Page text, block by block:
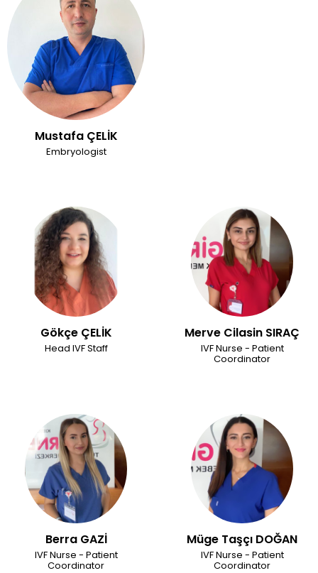
Mustafa ÇELİK
Embryologist
Gökçe ÇELİK
Head IVF Staff
Merve Cilasin SIRAÇ
IVF Nurse - Patient
Coordinator
Berra GAZİ
IVF Nurse - Patient
Coordinator
Müge Taşçı DOĞAN
IVF Nurse - Patient
Coordinator